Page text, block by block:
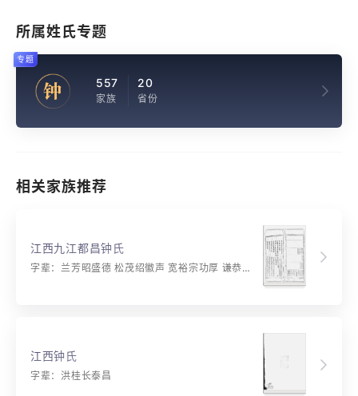
所属姓氏专题
钟 557
家族
20
省份
专题
相关家族推荐
江西九江都昌钟氏
字辈：兰芳昭盛德 松茂绍徽声 宽裕宗功厚 谦恭祖道兴 经纶前代述 礼乐后人永 支分与派别 咸歌一本亲
江西钟氏
字辈：洪桂长泰昌